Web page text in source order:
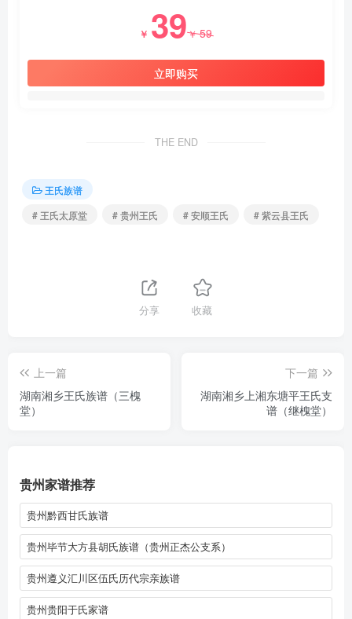
￥ 39￥59
立即购买
THE END
王氏族谱
# 王氏太原堂
# 贵州王氏 # 安顺王氏 # 紫云县王氏
分享 收藏
上一篇
湖南湘乡王氏族谱（三槐
堂）
下一篇
湖南湘乡上湘东塘平王氏支
谱（继槐堂）
贵州家谱推荐
贵州黔西甘氏族谱
贵州毕节大方县胡氏族谱（贵州正杰公支系）
贵州遵义汇川区伍氏历代宗亲族谱
贵州贵阳于氏家谱